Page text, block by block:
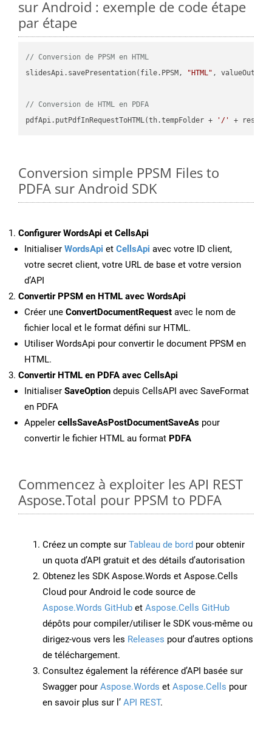
sur Android : exemple de code étape
par étape
// Conversion de PPSM en HTML
slidesApi.savePresentation(file.PPSM,
"HTML" ,
// Conversion de HTML en PDFA
pdfApi.putPdfInRequestToHTML(th.tempFolder +
'/' +
Conversion simple PPSM Files to
PDFA sur Android SDK
Configurer WordsApi et CellsApi
Initialiser WordsApi et CellsApi avec votre ID client,
votre secret client, votre URL de base et votre version
d’API
Convertir PPSM en HTML avec WordsApi
Créer une ConvertDocumentRequest avec le nom de
fichier local et le format défini sur HTML.
Utiliser WordsApi pour convertir le document PPSM en
HTML.
Convertir HTML en PDFA avec CellsApi
Initialiser SaveOption depuis CellsAPI avec SaveFormat
en PDFA
Appeler cellsSaveAsPostDocumentSaveAs pour
convertir le fichier HTML au format PDFA
Commencez à exploiter les API REST
Aspose.Total pour PPSM to PDFA
Créez un compte sur Tableau de bord pour obtenir
un quota d’API gratuit et des détails d’autorisation
Obtenez les SDK Aspose.Words et Aspose.Cells
Cloud pour Android le code source de
Aspose.Words GitHub et Aspose.Cells GitHub
dépôts pour compiler/utiliser le SDK vous-même ou
dirigez-vous vers les Releases pour d’autres options
de téléchargement.
Consultez également la référence d’API basée sur
Swagger pour Aspose.Words et Aspose.Cells pour
en savoir plus sur l’ API REST.